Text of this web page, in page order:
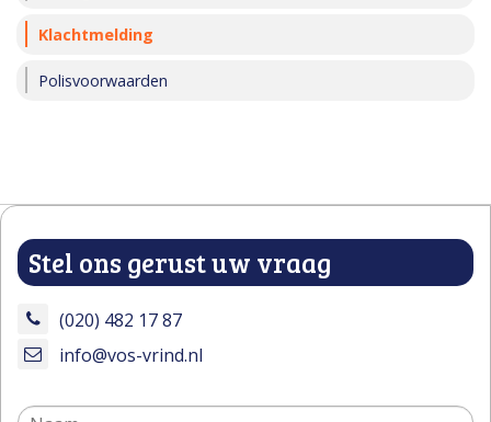
Klachtmelding
Polisvoorwaarden
Stel ons gerust uw vraag
(020) 482 17 87
info@vos-vrind.nl